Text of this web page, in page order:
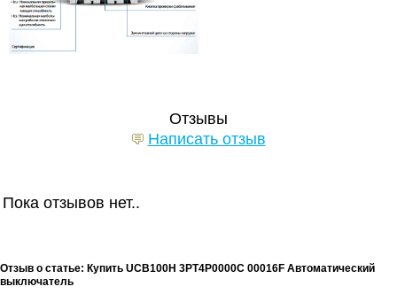
Отзывы
Написать отзыв
Пока отзывов нет..
Отзыв о статье: Купить UCB100H 3PT4P0000C 00016F Автоматический
выключатель